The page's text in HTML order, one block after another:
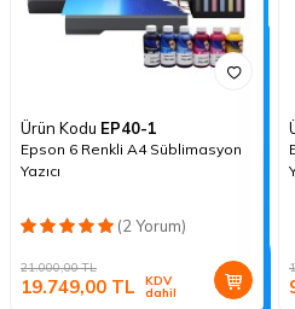
Ürün Kodu EP40-1
Epson 6 Renkli A4 Süblimasyon
Yazıcı
(2 Yorum)
21.000,00TL
19.749,00 TL KDV
dahil